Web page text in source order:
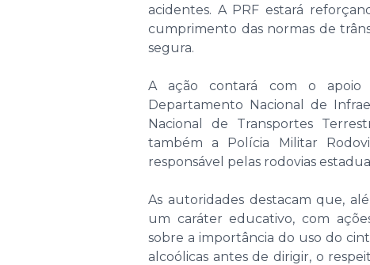
acidentes. A PRF estará
cumprimento das normas de
segura.
A ação contará com o apoio
Departamento Nacional de
Nacional de Transportes
também a Polícia Militar
responsável pelas rodovias
As autoridades destacam que,
um caráter educativo, com
sobre a importância do uso do
alcoólicas antes de dirigir, o